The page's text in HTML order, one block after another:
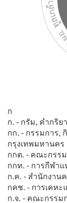
ก
ก. - กรัม, คำกริยา
กก. - กรรมการ,
กรุงเทพมหานคร
กกต. - คณะกรรม
กกท. - การกีฬาแ
ก.ค. - สำนักงาน
กคช. - การเคหะ
ก.จ. - คณะกรรม